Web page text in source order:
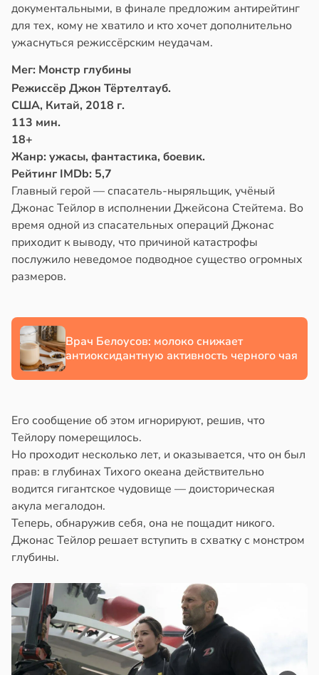
документальными, в финале предложим антирейтинг
для тех, кому не хватило и кто хочет дополнительно
ужаснуться режиссёрским неудачам.
Мег: Монстр глубины
Режиссёр Джон Тёртелтауб.
США, Китай, 2018 г.
113 мин.
18+
Жанр: ужасы, фантастика, боевик.
Рейтинг IMDb: 5,7
Главный герой — спасатель-ныряльщик, учёный
Джонас Тейлор в исполнении Джейсона Стейтема. Во
время одной из спасательных операций Джонас
приходит к выводу, что причиной катастрофы
послужило неведомое подводное существо огромных
размеров.
Врач Белоусов: молоко снижает
антиоксидантную активность черного чая
Его сообщение об этом игнорируют, решив, что
Тейлору померещилось.
Но проходит несколько лет, и оказывается, что он был
прав: в глубинах Тихого океана действительно
водится гигантское чудовище — доисторическая
акула мегалодон.
Теперь, обнаружив себя, она не пощадит никого.
Джонас Тейлор решает вступить в схватку с монстром
глубины.